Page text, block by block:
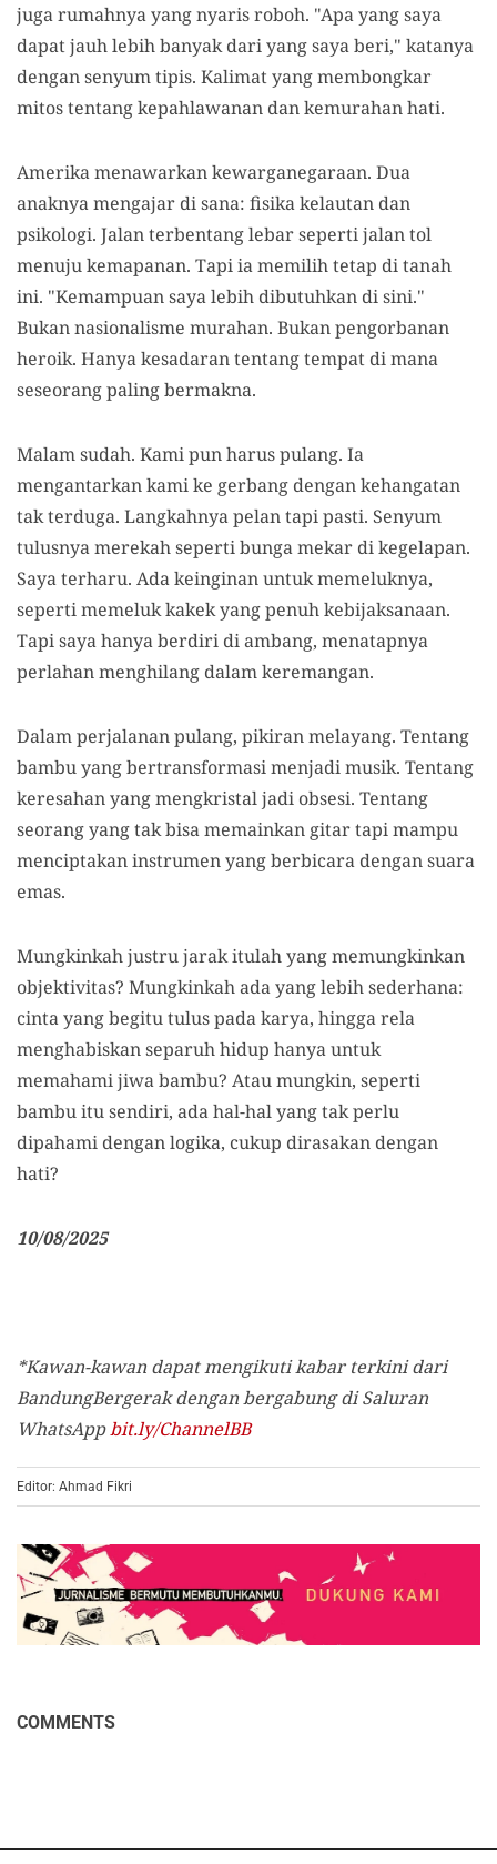
juga rumahnya yang nyaris roboh. "Apa yang saya
dapat jauh lebih banyak dari yang saya beri," katanya
dengan senyum tipis. Kalimat yang membongkar
mitos tentang kepahlawanan dan kemurahan hati.
Amerika menawarkan kewarganegaraan. Dua
anaknya mengajar di sana: fisika kelautan dan
psikologi. Jalan terbentang lebar seperti jalan tol
menuju kemapanan. Tapi ia memilih tetap di tanah
ini. "Kemampuan saya lebih dibutuhkan di sini."
Bukan nasionalisme murahan. Bukan pengorbanan
heroik. Hanya kesadaran tentang tempat di mana
seseorang paling bermakna.
Malam sudah. Kami pun harus pulang. Ia
mengantarkan kami ke gerbang dengan kehangatan
tak terduga. Langkahnya pelan tapi pasti. Senyum
tulusnya merekah seperti bunga mekar di kegelapan.
Saya terharu. Ada keinginan untuk memeluknya,
seperti memeluk kakek yang penuh kebijaksanaan.
Tapi saya hanya berdiri di ambang, menatapnya
perlahan menghilang dalam keremangan.
Dalam perjalanan pulang, pikiran melayang. Tentang
bambu yang bertransformasi menjadi musik. Tentang
keresahan yang mengkristal jadi obsesi. Tentang
seorang yang tak bisa memainkan gitar tapi mampu
menciptakan instrumen yang berbicara dengan suara
emas.
Mungkinkah justru jarak itulah yang memungkinkan
objektivitas? Mungkinkah ada yang lebih sederhana:
cinta yang begitu tulus pada karya, hingga rela
menghabiskan separuh hidup hanya untuk
memahami jiwa bambu? Atau mungkin, seperti
bambu itu sendiri, ada hal-hal yang tak perlu
dipahami dengan logika, cukup dirasakan dengan
hati?
10/08/2025
*Kawan-kawan dapat mengikuti kabar terkini dari
BandungBergerak dengan bergabung di Saluran
WhatsAppbit.ly/ChannelBB
Editor: Ahmad Fikri
COMMENTS